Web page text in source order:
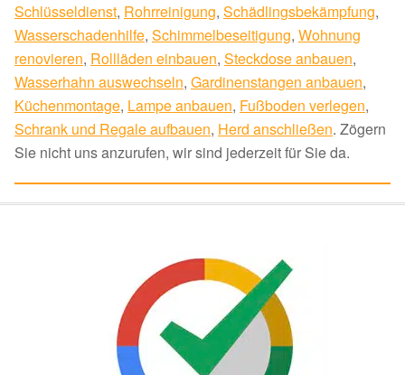
Schlüsseldienst, Rohrreinigung, Schädlingsbekämpfung,
Wasserschadenhilfe, Schimmelbeseitigung, Wohnung
renovieren, Rollläden einbauen, Steckdose anbauen,
Wasserhahn auswechseln, Gardinenstangen anbauen,
Küchenmontage, Lampe anbauen, Fußboden verlegen,
Schrank und Regale aufbauen, Herd anschließen. Zögern
Sie nicht uns anzurufen, wir sind jederzeit für Sie da.